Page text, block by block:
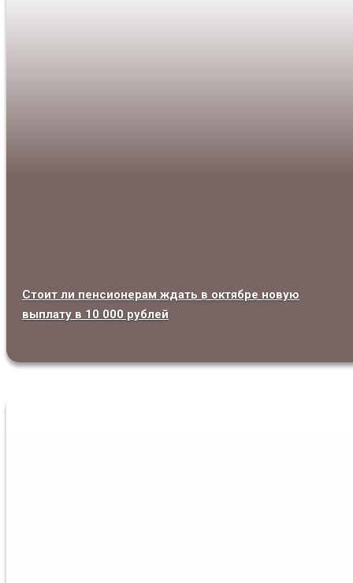
Стоит ли пенсионерам ждать в октябре новую
выплату в 10 000 рублей